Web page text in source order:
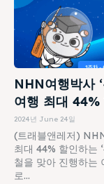
NHN여행박사
여행 최대 44%
2024년 June 24일
(트래블앤레저)
최대 44% 할인하는
철을 맞아 진행하는
로...